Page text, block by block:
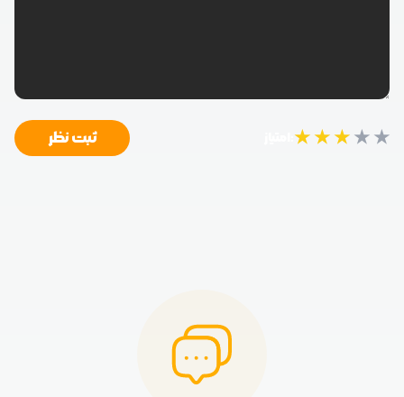
★★★★★ ثبت نظر